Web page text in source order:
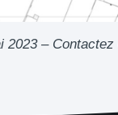
2023 –